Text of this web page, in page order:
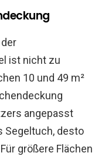
ist nicht zu
10 und 49 m²
angepasst
Segeltuch, desto
größere Flächen